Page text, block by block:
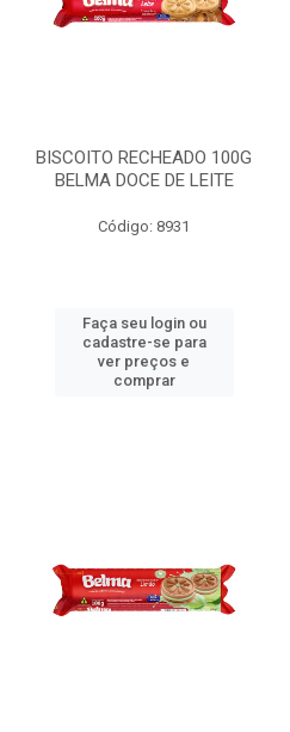
BISCOITO RECHEADO 100G
BELMA DOCE DE LEITE
Código: 8931
Faça seu login ou
cadastre-se para
ver preços e
comprar